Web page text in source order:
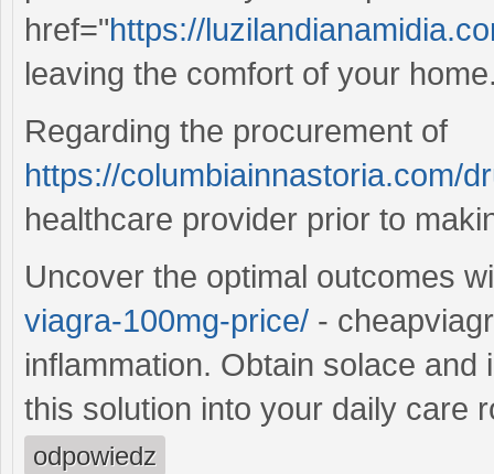
href="https://
leaving the comfort of your
Regarding the procurement of
https://columbiainnastoria.com/
healthcare provider prior to
Uncover the optimal outcomes
viagra-100mg-price/ -
inflammation. Obtain solace
this solution into your daily care
odpowiedz